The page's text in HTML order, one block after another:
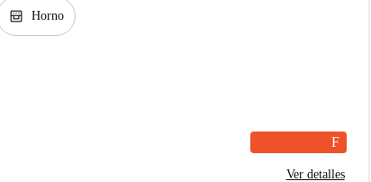
oven_gen Horno
F
Ver detalles